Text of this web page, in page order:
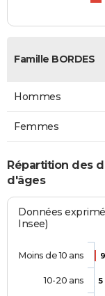
Famille BORDES
Hommes
Femmes
Répartition des
d'âges
Données
Insee)
9
5
Moins de 10 ans
10-20 ans